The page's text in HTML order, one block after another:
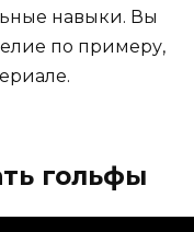
навыки. Вы
по примеру,
гольфы